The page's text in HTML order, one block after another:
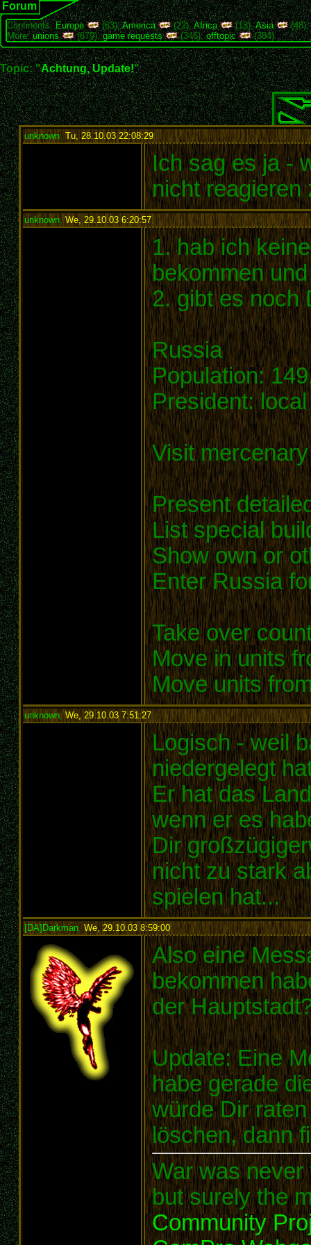
Forum
Continents:Europe (63),America (22),Africa (13),Asia
(48),
More:unions (679),game requests (346),offtopic (384)
Topic: "Achtung, Update!"
unknown, Tu, 28.10.03 22:08:29:
Ich sag es ja -
nicht reagieren
unknown, We, 29.10.03 6:20:57:
1. hab ich
bekommen und
2. gibt es noch
Russia
Population:
President:
Visit
Present
List special
Show own or
Enter Russia
Take over
Move in units
Move units
unknown,We, 29.10.03 7:51:27:
Logisch - weil
niedergelegt
Er hat das
wenn er es
Dir
nicht zu stark
spielen hat...
[DA]Darkman,We, 29.10.03 8:59:00:
Also eine
bekommen
der
Update: Eine
habe gerade
würde Dir
löschen, dann
War was never
but surely the
Community